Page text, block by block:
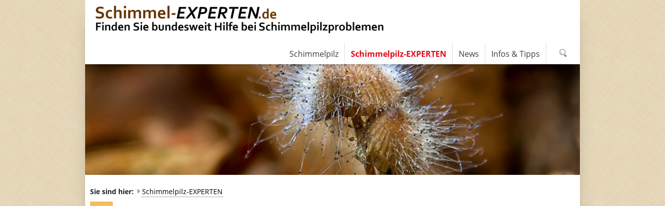
Sie sind hier: Schimmelpilz-EXPERTEN
Schimmelpilz Schimmelpilz-EXPERTEN News Infos & Tipps